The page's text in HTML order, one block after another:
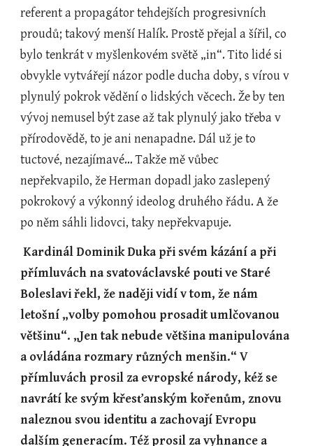
referent a propagátor tehdejších progresivních
proudů; takový menší Halík. Prostě přejal a šířil, co
bylo tenkrát v myšlenkovém světě „in“. Tito lidé si
obvykle vytvářejí názor podle ducha doby, s vírou v
plynulý pokrok vědění o lidských věcech. Že by ten
vývoj nemusel být zase až tak plynulý jako třeba v
přírodovědě, to je ani nenapadne. Dál už je to
tuctové, nezajímavé… Takže mě vůbec
nepřekvapilo, že Herman dopadl jako zaslepený
pokrokový a výkonný ideolog druhého řádu. A že
po něm sáhli lidovci, taky nepřekvapuje.
Kardinál Dominik Duka při svém kázání a při
přímluvách na svatováclavské pouti ve Staré
Boleslavi řekl, že naději vidí v tom, že nám
letošní „volby pomohou prosadit umlčovanou
většinu“. „Jen tak nebude většina manipulována
a ovládána rozmary různých menšin.“ V
přímluvách prosil za evropské národy, kéž se
navrátí ke svým křesťanským kořenům, znovu
naleznou svou identitu a zachovají Evropu
dalším generacím. Též prosil za vyhnance a